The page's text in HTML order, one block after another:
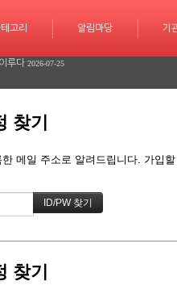
고리 알림마당
마당 기
기관소개
2026-07-30
루다 2026-07-25
찾기
메일 주소로 알려드립니다. 가입
찾기